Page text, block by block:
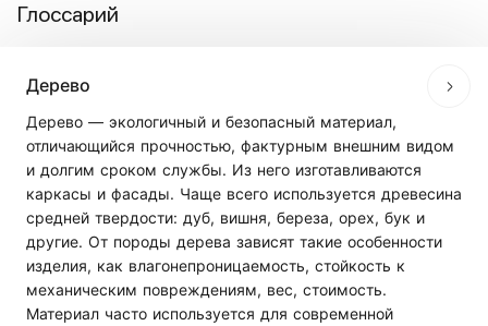
Глоссарий
Дерево
Дерево — экологичный и безопасный материал,
отличающийся прочностью, фактурным внешним видом
и долгим сроком службы. Из него изготавливаются
каркасы и фасады. Чаще всего используется древесина
средней твердости: дуб, вишня, береза, орех, бук и
другие. От породы дерева зависят такие особенности
изделия, как влагонепроницаемость, стойкость к
механическим повреждениям, вес, стоимость.
Материал часто используется для современной